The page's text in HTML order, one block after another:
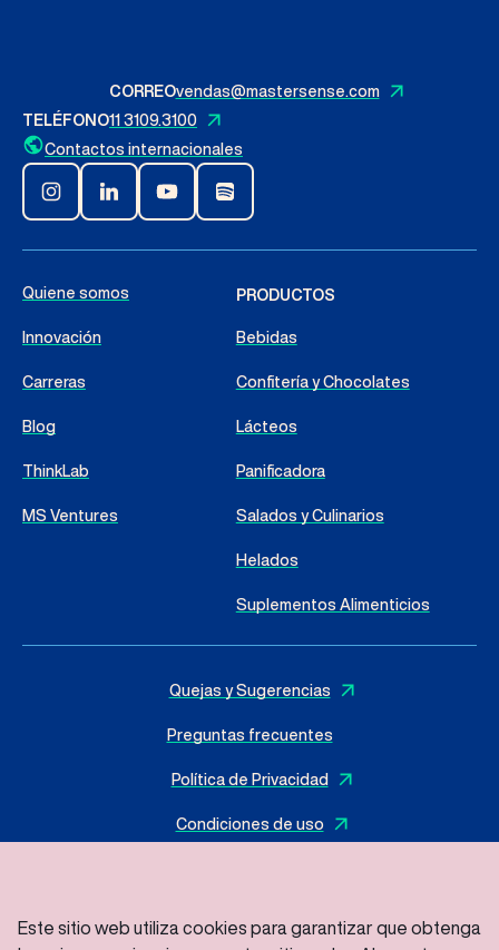
CORREOvendas@mastersense.com
TELÉFONO11 3109.3100
Contactos internacionales
Quiene somos
Innovación
Carreras
Blog
ThinkLab
MS Ventures
PRODUCTOS
Bebidas
Confitería y Chocolates
Lácteos
Panificadora
Salados y Culinarios
Helados
Suplementos Alimenticios
Quejas y Sugerencias
Preguntas frecuentes
Política de Privacidad
Condiciones de uso
© 2025 IMasterSense ing. Alim. L.tda– Todos los derechos
Este sitio web utiliza cookies para garantizar que obtenga